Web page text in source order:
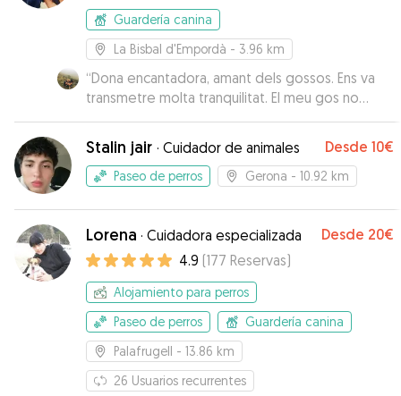
Guardería canina
La Bisbal d'Empordà - 3.96 km
“Dona encantadora, amant dels gossos. Ens va
transmetre molta tranquilitat. El meu gos no
podria haver estat millor!!!”
Stalin jair · Cuidador de animales Desde 10€
Paseo de perros Gerona - 10.92 km
Lorena · Cuidadora especializada Desde 20€
4.9 (177 Reservas)
Alojamiento para perros
Paseo de perros
Guardería canina
Palafrugell - 13.86 km
26 Usuarios recurrentes